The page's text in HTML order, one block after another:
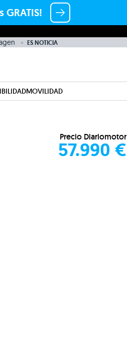
GRATIS!
ES NOTICIA
MOVILIDAD
Precio Diariomotor
57.990 €